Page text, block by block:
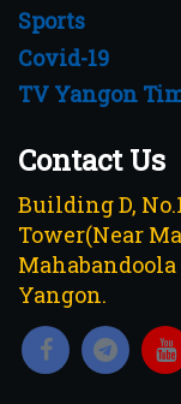
Sports
Covid-19
TV Yangon
Contact Us
Building D,
Tower(Near
Yangon.